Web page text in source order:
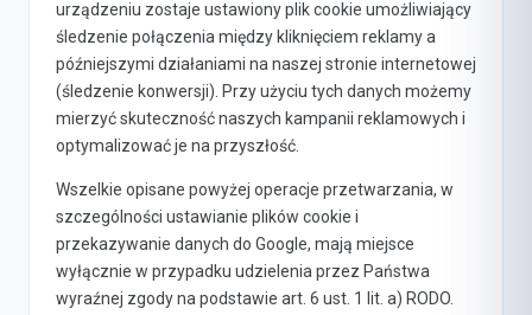
urządzeniu zostaje ustawiony plik cookie umożliwiający
śledzenie połączenia między kliknięciem reklamy a
późniejszymi działaniami na naszej stronie internetowej
(śledzenie konwersji). Przy użyciu tych danych możemy
mierzyć skuteczność naszych kampanii reklamowych i
optymalizować je na przyszłość.
Wszelkie opisane powyżej operacje przetwarzania, w
szczególności ustawianie plików cookie i
przekazywanie danych do Google, mają miejsce
wyłącznie w przypadku udzielenia przez Państwa
wyraźnej zgody na podstawie art. 6 ust. 1 lit. a) RODO.